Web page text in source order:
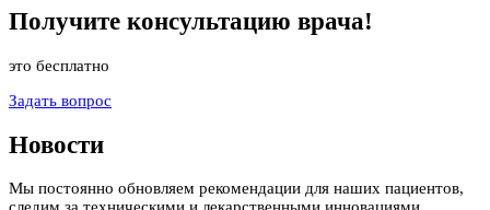
Получите консультацию врача!
это бесплатно
Задать вопрос
Новости
Мы постоянно обновляем рекомендации для наших пациентов,